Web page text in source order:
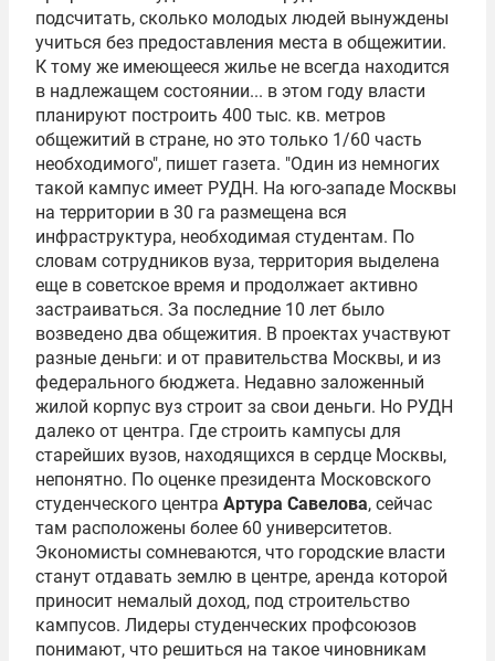
подсчитать, сколько молодых людей вынуждены
учиться без предоставления места в общежитии.
К тому же имеющееся жилье не всегда находится
в надлежащем состоянии... в этом году власти
планируют построить 400 тыс. кв. метров
общежитий в стране, но это только 1/60 часть
необходимого", пишет газета. "Один из немногих
такой кампус имеет РУДН. На юго-западе Москвы
на территории в 30 га размещена вся
инфраструктура, необходимая студентам. По
словам сотрудников вуза, территория выделена
еще в советское время и продолжает активно
застраиваться. За последние 10 лет было
возведено два общежития. В проектах участвуют
разные деньги: и от правительства Москвы, и из
федерального бюджета. Недавно заложенный
жилой корпус вуз строит за свои деньги. Но РУДН
далеко от центра. Где строить кампусы для
старейших вузов, находящихся в сердце Москвы,
непонятно. По оценке президента Московского
студенческого центра Артура Савелова, сейчас
там расположены более 60 университетов.
Экономисты сомневаются, что городские власти
станут отдавать землю в центре, аренда которой
приносит немалый доход, под строительство
кампусов. Лидеры студенческих профсоюзов
понимают, что решиться на такое чиновникам